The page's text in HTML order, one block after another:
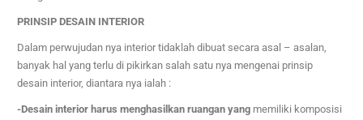
PRINSIP DESAIN INTERIOR
Dalam perwujudan nya interior tidaklah dibuat secara asal – asalan,
banyak hal yang terlu di pikirkan salah satu nya mengenai prinsip
desain interior, diantara nya ialah :
-Desain interior harus menghasilkan ruangan yang memiliki komposisi